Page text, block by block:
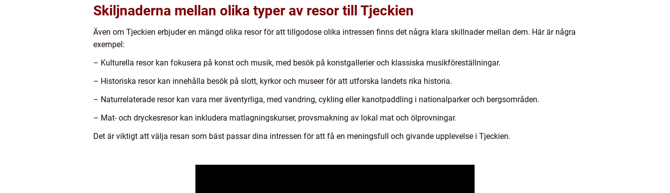
Skiljnaderna mellan olika typer av resor till Tjeckien
Även om Tjeckien erbjuder en mängd olika resor för att tillgodose olika intressen finns det några klara skillnader mellan dem. Här är några
exempel:
– Kulturella resor kan fokusera på konst och musik, med besök på konstgallerier och klassiska musikföreställningar.
– Historiska resor kan innehålla besök på slott, kyrkor och museer för att utforska landets rika historia.
– Naturrelaterade resor kan vara mer äventyrliga, med vandring, cykling eller kanotpaddling i nationalparker och bergsområden.
– Mat- och dryckesresor kan inkludera matlagningskurser, provsmakning av lokal mat och ölprovningar.
Det är viktigt att välja resan som bäst passar dina intressen för att få en meningsfull och givande upplevelse i Tjeckien.